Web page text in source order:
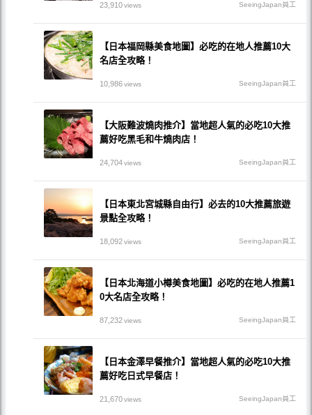
23,910views SeeingJapan員工
【日本福岡縣美食地圖】必吃的在地人推薦10大
名店全攻略！
10,986views SeeingJapan員工
【大阪難波燒肉推介】當地超人氣的必吃10大推
薦好吃黑毛和牛燒肉店！
24,704views SeeingJapan員工
【日本東北宮城縣自由行】必去的10大推薦旅遊
景點全攻略！
18,092views SeeingJapan員工
【日本北海道小樽美食地圖】必吃的在地人推薦1
0大名店全攻略！
87,232views SeeingJapan員工
【日本金澤早餐推介】當地超人氣的必吃10大推
薦好吃日式早餐店！
21,670views SeeingJapan員工